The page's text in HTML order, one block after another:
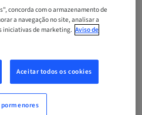
concorda com o armazenamento de
a navegação no site, analisar a
iniciativas de marketing. Aviso de
Aceitar todos os cookies